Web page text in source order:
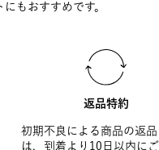
もおすすめです。
返品特約
初期不良による商品の返
は、到着より10日以内に